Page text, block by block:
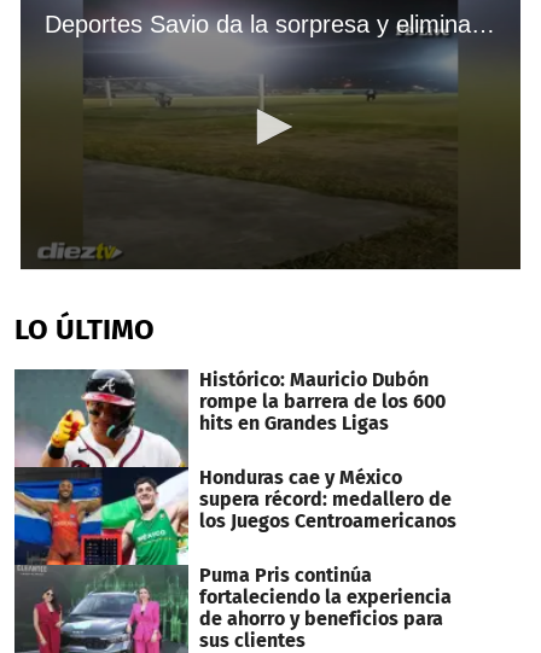
Deportes Savio da la sorpresa y elimina a Honduras Pogreso de la Copa Presidente en tanda de penales
of
47
LO ÚLTIMO
Histórico: Mauricio Dubón
rompe la barrera de los 600
hits en Grandes Ligas
Honduras cae y México
supera récord: medallero de
los Juegos Centroamericanos
Puma Pris continúa
fortaleciendo la experiencia
de ahorro y beneficios para
sus clientes